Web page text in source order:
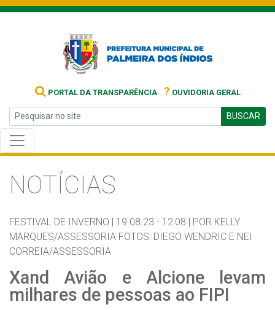
PORTAL DA TRANSPARÊNCIA ? OUVIDORIA GERAL
BUSCAR
NOTÍCIAS
FESTIVAL DE INVERNO | 19.08.23 - 12:08 | POR KELLY
MARQUES/ASSESSORIA FOTOS: DIEGO WENDRIC E NEI
CORREIA/ASSESSORIA
Xand Avião e Alcione levam
milhares de pessoas ao FIPI